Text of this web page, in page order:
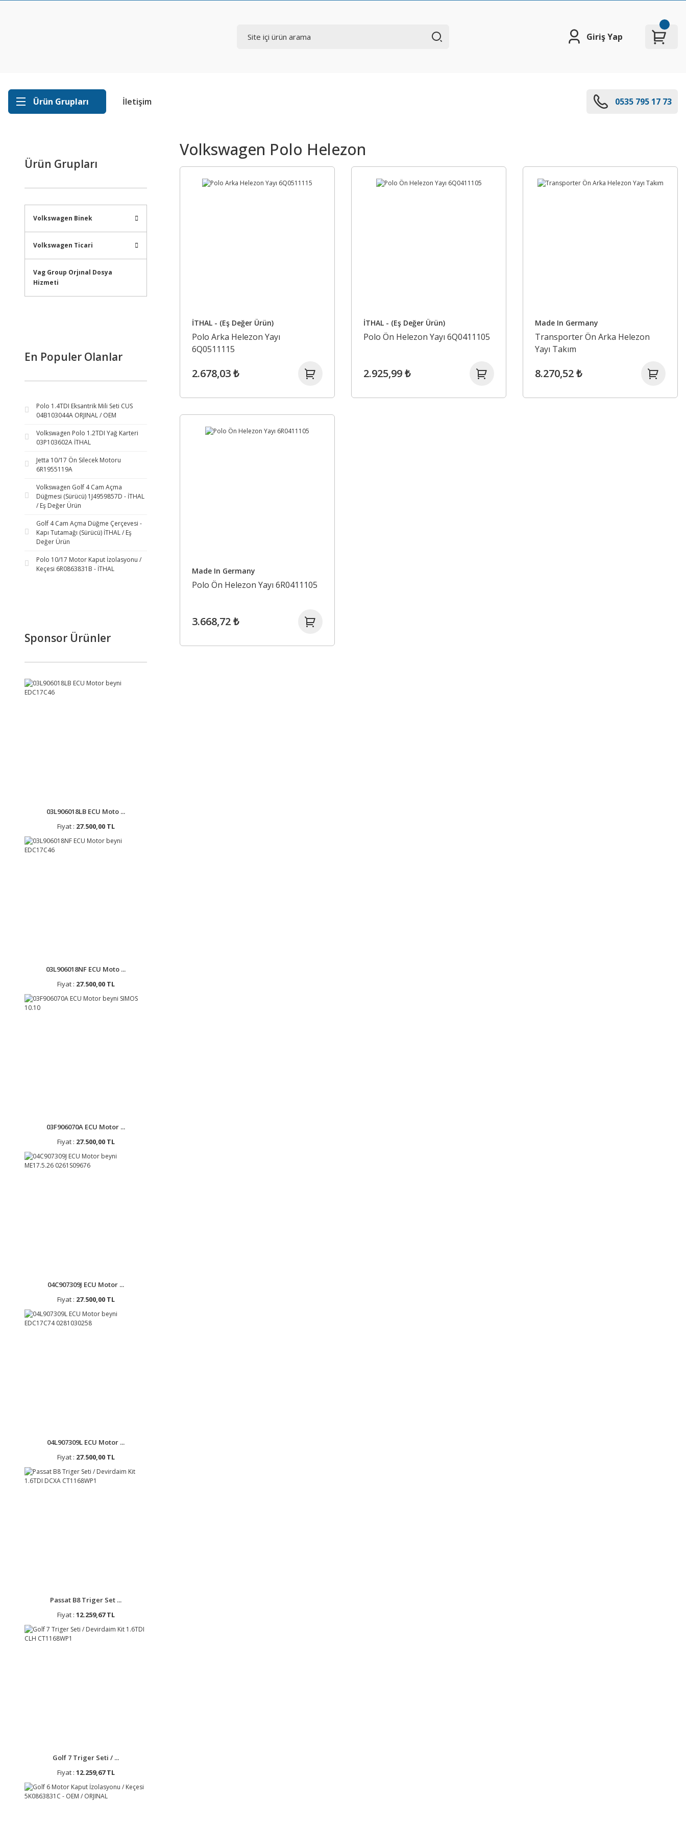
Giriş Yap
Ürün Grupları İletişim 0535 795 17 73
Ürün Grupları
Volkswagen Binek
Volkswagen Ticari
Vag Group Orjınal Dosya
Hizmeti
En Populer Olanlar
Polo 1.4TDI Eksantrik Mili Seti CUS
04B103044A ORJINAL / OEM
Volkswagen Polo 1.2TDI Yağ Karteri
03P103602A İTHAL
Jetta 10/17 Ön Silecek Motoru
6R1955119A
Volkswagen Golf 4 Cam Açma
Düğmesi (Sürücü) 1J4959857D - İTHAL
/ Eş Değer Ürün
Golf 4 Cam Açma Düğme Çerçevesi -
Kapı Tutamağı (Sürücü) İTHAL / Eş
Değer Ürün
Polo 10/17 Motor Kaput İzolasyonu /
Keçesi 6R0863831B - İTHAL
Sponsor Ürünler
03L906018LB ECU Moto ...
Fiyat : 27.500,00 TL
03L906018NF ECU Moto ...
Fiyat : 27.500,00 TL
03F906070A ECU Motor ...
Fiyat : 27.500,00 TL
04C907309J ECU Motor ...
Fiyat : 27.500,00 TL
04L907309L ECU Motor ...
Fiyat : 27.500,00 TL
Passat B8 Triger Set ...
Fiyat : 12.259,67 TL
Golf 7 Triger Seti / ...
Fiyat : 12.259,67 TL
Volkswagen Polo Helezon
İTHAL - (Eş Değer Ürün)
Polo Arka Helezon Yayı
6Q0511115
2.678,03 ₺
İTHAL - (Eş Değer Ürün)
Polo Ön Helezon Yayı 6Q0411105
2.925,99 ₺
Made In Germany
Transporter Ön Arka Helezon
Yayı Takım
8.270,52 ₺
Made In Germany
Polo Ön Helezon Yayı 6R0411105
3.668,72 ₺